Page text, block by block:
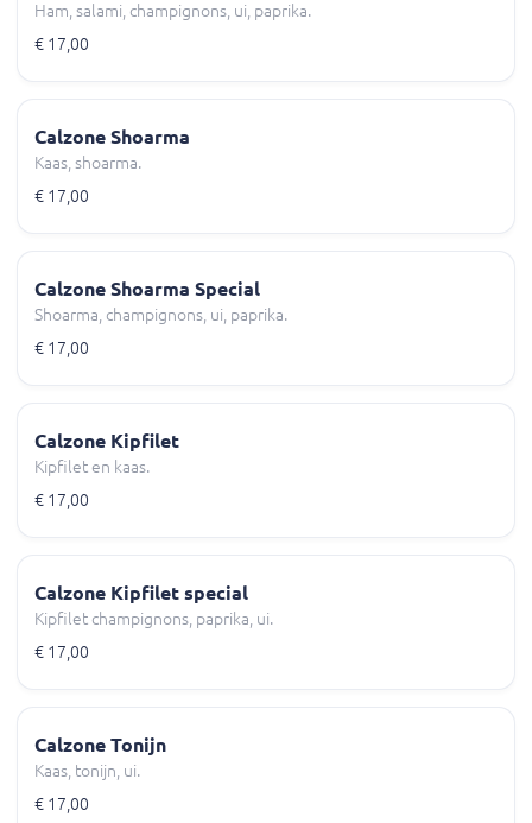
Ham, salami, champignons, ui, paprika.
€ 17,00
Calzone Shoarma
Kaas, shoarma.
€ 17,00
Calzone Shoarma Special
Shoarma, champignons, ui, paprika.
€ 17,00
Calzone Kipfilet
Kipfilet en kaas.
€ 17,00
Calzone Kipfilet special
Kipfilet champignons, paprika, ui.
€ 17,00
Calzone Tonijn
Kaas, tonijn, ui.
€ 17,00